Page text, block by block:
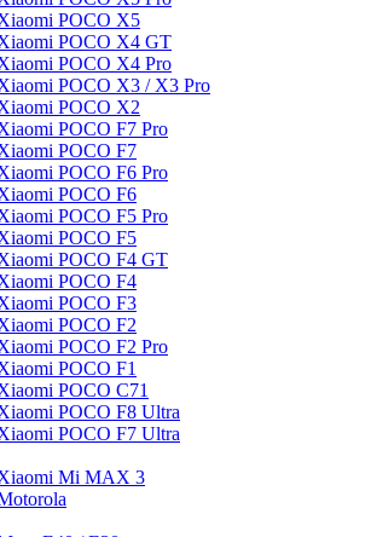
POCO X5
POCO X4 GT
POCO X4 Pro
POCO X3 / X3 Pro
POCO X2
POCO F7 Pro
POCO F7
POCO F6 Pro
POCO F6
POCO F5 Pro
POCO F5
POCO F4 GT
POCO F4
POCO F3
POCO F2
POCO F2 Pro
POCO F1
POCO C71
POCO F8 Ultra
POCO F7 Ultra
Mi MAX 3